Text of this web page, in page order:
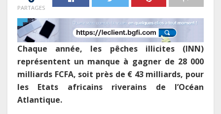
PARTAGES
Chaque année, les pêches illicites (INN)
représentent un manque à gagner de 28 000
milliards FCFA, soit près de € 43 milliards, pour
les Etats africains riverains de l’Océan
Atlantique.